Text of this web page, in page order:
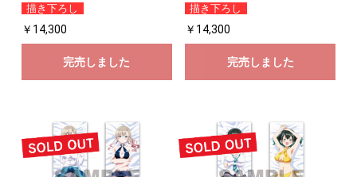
描き下ろし
￥14,300
完売しました
描き下ろし
￥14,300
完売しました